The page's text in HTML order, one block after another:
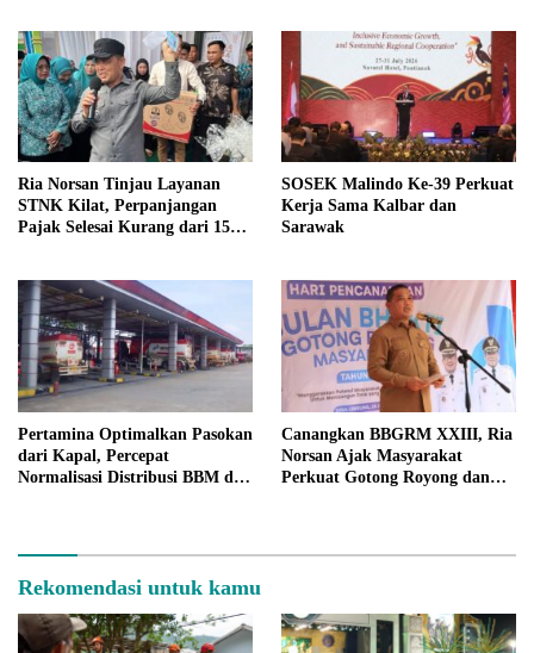
Ria Norsan Tinjau Layanan
STNK Kilat, Perpanjangan
Pajak Selesai Kurang dari 15
SOSEK Malindo Ke-39 Perkuat
Kerja Sama Kalbar dan
Sarawak
Pertamina Optimalkan Pasokan
dari Kapal, Percepat
Normalisasi Distribusi BBM di
Canangkan BBGRM XXIII, Ria
Norsan Ajak Masyarakat
Perkuat Gotong Royong dan
Rekomendasi untuk kamu